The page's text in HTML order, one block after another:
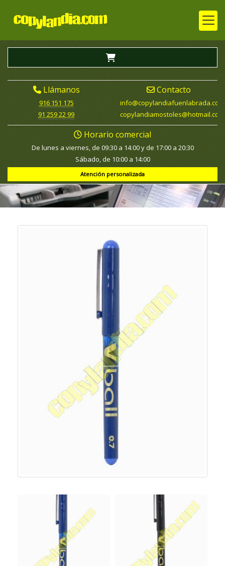
Llámanos
916 151 175
91 259 22 99
Contacto
info
copylandiafuenlabrada.com
copylandiamostoles
hotmail.com
Horario comercial
De lunes a viernes, de 09:30 a 14:00 y de 17:00 a 20:30
Sábado, de 10:00 a 14:00
Atención personalizada